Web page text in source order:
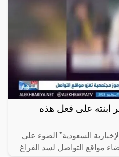
على فعل هذه
السعودية” الضوء على
مواقع التواصل لسد الفراغ